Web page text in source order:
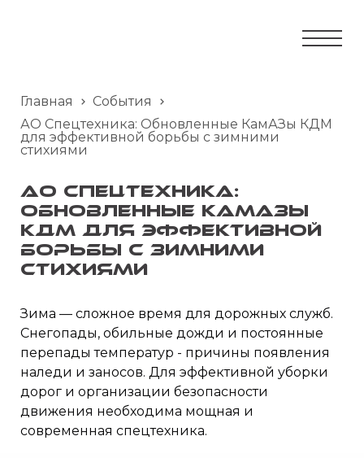
Главная
События
АО Спецтехника: Обновленные КамАЗы КДМ
для эффективной борьбы с зимними
стихиями
АО Спецтехника:
Обновленные КамАЗы
КДМ для эффективной
борьбы с зимними
стихиями
Зима — сложное время для дорожных служб.
Снегопады, обильные дожди и постоянные
перепады температур - причины появления
наледи и заносов. Для эффективной уборки
дорог и организации безопасности
движения необходима мощная и
современная спецтехника.